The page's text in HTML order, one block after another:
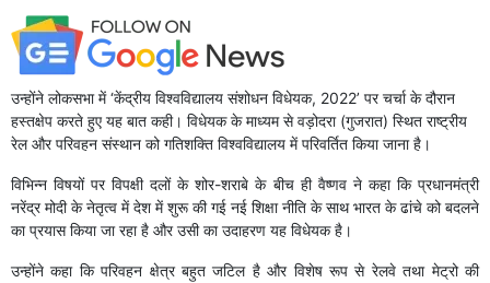
उन्होंने लोकसभा में ‘केंद्रीय विश्वविद्यालय संशोधन विधेयक, 2022’ पर चर्चा के दौरान
हस्तक्षेप करते हुए यह बात कही। विधेयक के माध्यम से वड़ोदरा (गुजरात) स्थित राष्ट्रीय
रेल और परिवहन संस्थान को गतिशक्ति विश्वविद्यालय में परिवर्तित किया जाना है।
विभिन्न विषयों पर विपक्षी दलों के शोर-शराबे के बीच ही वैष्णव ने कहा कि प्रधानमंत्री
नरेंद्र मोदी के नेतृत्व में देश में शुरू की गई नई शिक्षा नीति के साथ भारत के ढांचे को बदलने
का प्रयास किया जा रहा है और उसी का उदाहरण यह विधेयक है।
उन्होंने कहा कि परिवहन क्षेत्र बहुत जटिल है और विशेष रूप से रेलवे तथा मेट्रो की